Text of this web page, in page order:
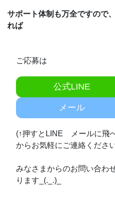
サポート体制も万全ですので
れば
ご応募は
公式LINE
メール
(↑押すとLINE メールに飛
からお気軽にご連絡くださ
みなさまからのお問い合わ
ります_(._.)_